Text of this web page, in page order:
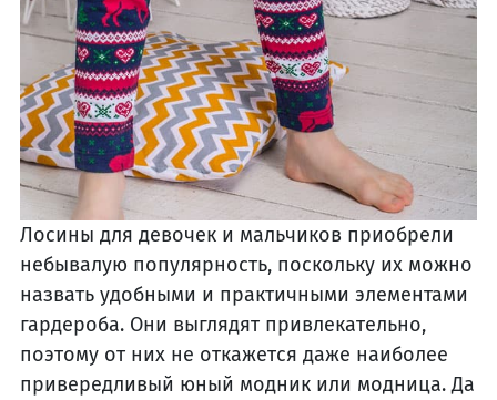
Лосины для девочек и мальчиков приобрели
небывалую популярность, поскольку их можно
назвать удобными и практичными элементами
гардероба. Они выглядят привлекательно,
поэтому от них не откажется даже наиболее
привередливый юный модник или модница. Да